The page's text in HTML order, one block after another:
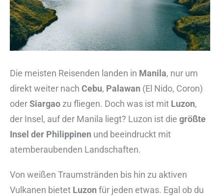
Die meisten Reisenden landen in Manila, nur um
direkt weiter nach Cebu, Palawan (El Nido, Coron)
oderSiargaozu fliegen. Doch was ist mit Luzon,
der Insel, auf der Manila liegt? Luzon ist die größte
Insel der Philippinen und beeindruckt mit
atemberaubenden Landschaften.
Von weißen Traumstränden bis hin zu aktiven
Vulkanen bietet Luzon für jeden etwas. Egal ob du